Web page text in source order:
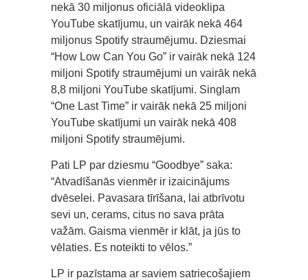
nekā 30 miljonus oficiālā videoklipa
YouTube skatījumu, un vairāk nekā 464
miljonus Spotify straumējumu. Dziesmai
“How Low Can You Go” ir vairāk nekā 124
miljoni Spotify straumējumi un vairāk nekā
8,8 miljoni YouTube skatījumi. Singlam
“One Last Time” ir vairāk nekā 25 miljoni
YouTube skatījumi un vairāk nekā 408
miljoni Spotify straumējumi.
Pati LP par dziesmu “Goodbye” saka:
“Atvadīšanās vienmēr ir izaicinājums
dvēselei. Pavasara tīrīšana, lai atbrīvotu
sevi un, cerams, citus no sava prāta
važām. Gaisma vienmēr ir klāt, ja jūs to
vēlaties. Es noteikti to vēlos.”
LP ir pazīstama ar saviem satriecošajiem